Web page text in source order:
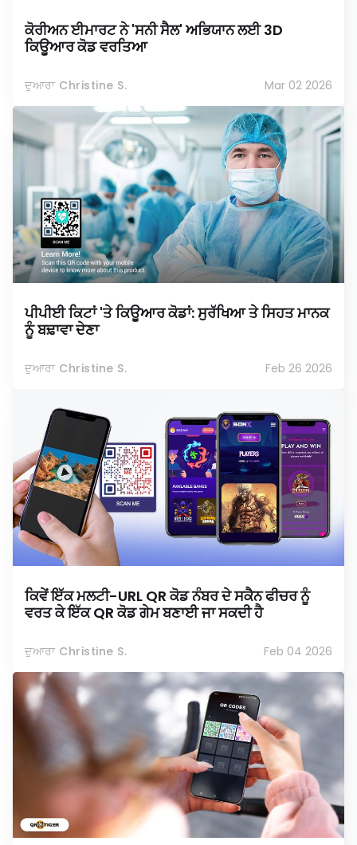
ਕੋਰੀਅਨ ਈਮਾਰਟ ਨੇ 'ਸਨੀ ਸੈਲ' ਅਭਿਯਾਨ ਲਈ 3D
ਕਿਊਆਰ ਕੋਡ ਵਰਤਿਆ
ਦੁਆਰਾ Christine S. Mar 02 2026
ਪੀਪੀਈ ਕਿਟਾਂ 'ਤੇ ਕਿਊਆਰ ਕੋਡਾਂ: ਸੁਰੱਖਿਆ ਤੇ ਸਿਹਤ ਮਾਨਕ
ਨੂੰ ਬਢ਼ਾਵਾ ਦੇਣਾ
ਦੁਆਰਾ Christine S. Feb 26 2026
ਕਿਵੇਂ ਇੱਕ ਮਲਟੀ-URL QR ਕੋਡ ਨੰਬਰ ਦੇ ਸਕੈਨ ਫੀਚਰ ਨੂੰ
ਵਰਤ ਕੇ ਇੱਕ QR ਕੋਡ ਗੇਮ ਬਣਾਈ ਜਾ ਸਕਦੀ ਹੈ
ਦੁਆਰਾ Christine S. Feb 04 2026